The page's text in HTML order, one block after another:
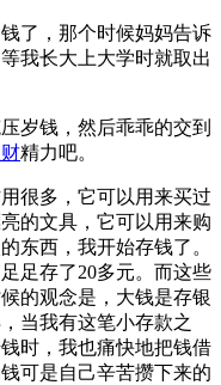
了，那个时候妈妈告诉
我长大上大学时就取出
钱，然后乖乖的交到
精力吧。
很多，它可以用来买过
的文具，它可以用来购
东西，我开始存钱了。
足存了20多元。而这些
的观念是，大钱是存银
当我有这笔小存款之
时，我也痛快地把钱借
可是自己辛苦攒下来的